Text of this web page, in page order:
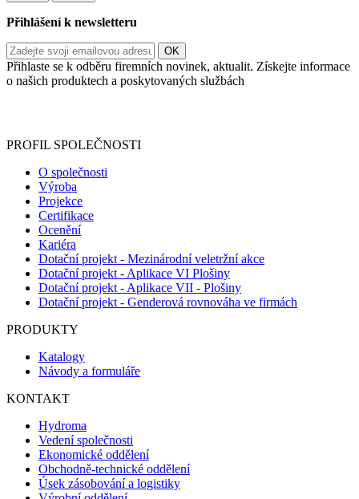
Přihlášení k newsletteru
Přihlaste se k odběru firemních novinek, aktualit. Získejte informace
o našich produktech a poskytovaných službách
PROFIL SPOLEČNOSTI
O společnosti
Výroba
Projekce
Certifikace
Ocenění
Kariéra
Dotační projekt - Mezinárodní veletržní akce
Dotační projekt - Aplikace VI Plošiny
Dotační projekt - Aplikace VII - Plošiny
Dotační projekt - Genderová rovnováha ve firmách
PRODUKTY
Katalogy
Návody a formuláře
KONTAKT
Hydroma
Vedení společnosti
Ekonomické oddělení
Obchodně-technické oddělení
Úsek zásobování a logistiky